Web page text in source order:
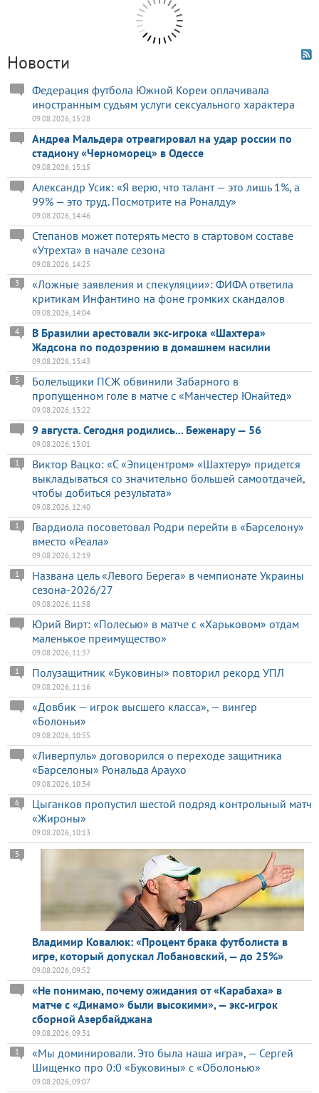
Новости
Федерация футбола Южной Кореи оплачивала
иностранным судьям услуги сексуального характера
09.08.2026, 15:28
Андреа Мальдера отреагировал на удар россии по
стадиону «Черноморец» в Одессе
09.08.2026, 15:15
Александр Усик: «Я верю, что талант — это лишь 1%, а
99% — это труд. Посмотрите на Роналду»
09.08.2026, 14:46
Степанов может потерять место в стартовом составе
«Утрехта» в начале сезона
09.08.2026, 14:25
«Ложные заявления и спекуляции»: ФИФА ответила
критикам Инфантино на фоне громких скандалов
3
09.08.2026, 14:04
В Бразилии арестовали экс-игрока «Шахтера»
Жадсона по подозрению в домашнем насилии
4
09.08.2026, 13:43
Болельщики ПСЖ обвинили Забарного в
пропущенном голе в матче с «Манчестер Юнайтед»
5
09.08.2026, 13:22
9 августа. Сегодня родились... Беженару — 56
09.08.2026, 13:01
Виктор Вацко: «С «Эпицентром» «Шахтеру» придется
выкладываться со значительно большей самоотдачей,
чтобы добиться результата»
1
09.08.2026, 12:40
Гвардиола посоветовал Родри перейти в «Барселону»
вместо «Реала»
1
09.08.2026, 12:19
Названа цель «Левого Берега» в чемпионате Украины
сезона-2026/27
1
09.08.2026, 11:58
Юрий Вирт: «Полесью» в матче с «Харьковом» отдам
маленькое преимущество»
09.08.2026, 11:37
Полузащитник «Буковины» повторил рекорд УПЛ
1
09.08.2026, 11:16
«Довбик — игрок высшего класса», — вингер
«Болоньи»
09.08.2026, 10:55
«Ливерпуль» договорился о переходе защитника
«Барселоны» Рональда Араухо
09.08.2026, 10:34
Цыганков пропустил шестой подряд контрольный матч
«Жироны»
6
09.08.2026, 10:13
Владимир Ковалюк: «Процент брака футболиста в
игре, который допускал Лобановский, — до 25%»
5
09.08.2026, 09:52
«Не понимаю, почему ожидания от «Карабаха» в
матче с «Динамо» были высокими», — экс-игрок
сборной Азербайджана
09.08.2026, 09:31
«Мы доминировали. Это была наша игра», — Сергей
Шищенко про 0:0 «Буковины» с «Оболонью»
1
09.08.2026, 09:07